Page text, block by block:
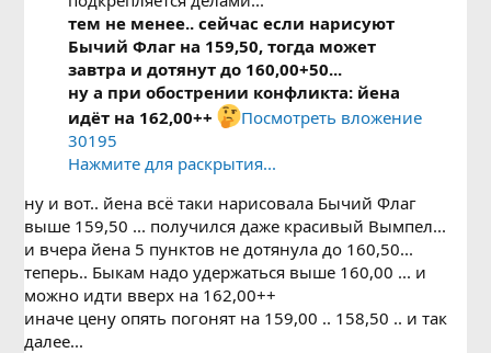
тем не менее.. сейчас если нарисуют
Бычий Флаг на 159,50, тогда может
завтра и дотянут до 160,00+50...
ну а при обострении конфликта: йена
идёт на 162,00++
Посмотреть вложение
30195
Нажмите для раскрытия...
ну и вот.. йена всё таки нарисовала Бычий Флаг
выше 159,50 ... получился даже красивый Вымпел...
и вчера йена 5 пунктов не дотянула до 160,50...
теперь.. Быкам надо удержаться выше 160,00 ... и
можно идти вверх на 162,00++
иначе цену опять погонят на 159,00 .. 158,50 .. и так
далее...